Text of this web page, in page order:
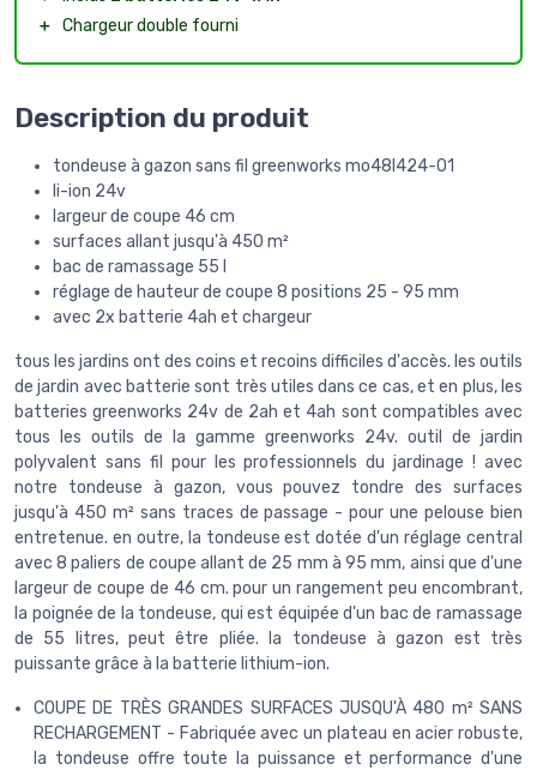
＋ Chargeur double fourni
Description du produit
tondeuse à gazon sans fil greenworks mo48l424-01
li-ion 24v
largeur de coupe 46 cm
surfaces allant jusqu'à 450 m²
bac de ramassage 55 l
réglage de hauteur de coupe 8 positions 25 - 95 mm
avec 2x batterie 4ah et chargeur
tous les jardins ont des coins et recoins difficiles d'accès. les outils
de jardin avec batterie sont très utiles dans ce cas, et en plus, les
batteries greenworks 24v de 2ah et 4ah sont compatibles avec
tous les outils de la gamme greenworks 24v. outil de jardin
polyvalent sans fil pour les professionnels du jardinage ! avec
notre tondeuse à gazon, vous pouvez tondre des surfaces
jusqu'à 450 m² sans traces de passage - pour une pelouse bien
entretenue. en outre, la tondeuse est dotée d'un réglage central
avec 8 paliers de coupe allant de 25 mm à 95 mm, ainsi que d'une
largeur de coupe de 46 cm. pour un rangement peu encombrant,
la poignée de la tondeuse, qui est équipée d'un bac de ramassage
de 55 litres, peut être pliée. la tondeuse à gazon est très
puissante grâce à la batterie lithium-ion.
COUPE DE TRÈS GRANDES SURFACES JUSQU'À 480 m² SANS
RECHARGEMENT - Fabriquée avec un plateau en acier robuste,
la tondeuse offre toute la puissance et performance d'une